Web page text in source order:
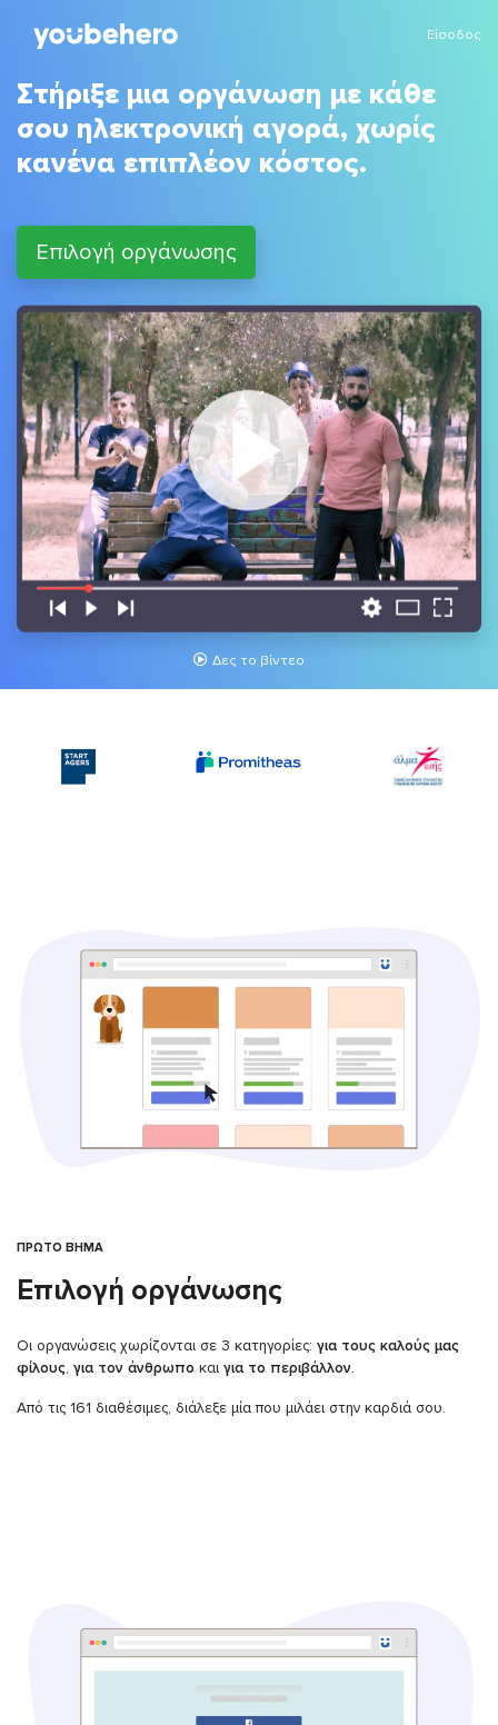
Είσοδος
Στήριξε μια οργάνωση με κάθε
σου ηλεκτρονική αγορά, χωρίς
κανένα επιπλέον κόστος.
Επιλογή οργάνωσης
Δες το βίντεο
ΠΡΩΤΟ ΒΗΜΑ
Επιλογή οργάνωσης
Οι οργανώσεις χωρίζονται σε 3 κατηγορίες: για τους καλούς μας
φίλους, για τον άνθρωπο και για το περιβάλλον.
Από τις 161 διαθέσιμες, διάλεξε μία που μιλάει στην καρδιά σου.